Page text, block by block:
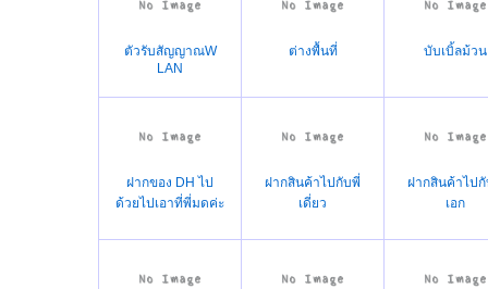
ตัวรับสัญญาณW
LAN
ต่างพื้นที่ บับเบิ้ลม้วน
ฝากของ DH ไป
ด้วยไปเอาที่พี่มดค่ะ
ฝากสินค้าไปกับพี่
เดี่ยว
ฝากสินค้าไป
เอก